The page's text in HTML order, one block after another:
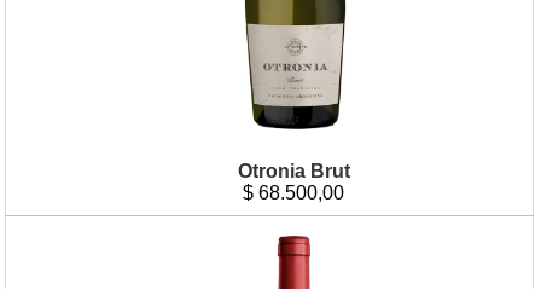
Otronia Brut
$ 68.500,00